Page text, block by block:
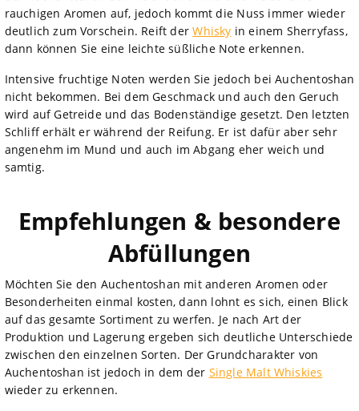
rauchigen Aromen auf, jedoch kommt die Nuss immer wieder
deutlich zum Vorschein. Reift derWhisky in einem Sherryfass,
dann können Sie eine leichte süßliche Note erkennen.
Intensive fruchtige Noten werden Sie jedoch bei Auchentoshan
nicht bekommen. Bei dem Geschmack und auch den Geruch
wird auf Getreide und das Bodenständige gesetzt. Den letzten
Schliff erhält er während der Reifung. Er ist dafür aber sehr
angenehm im Mund und auch im Abgang eher weich und
samtig.
Empfehlungen & besondere
Abfüllungen
Möchten Sie den Auchentoshan mit anderen Aromen oder
Besonderheiten einmal kosten, dann lohnt es sich, einen Blick
auf das gesamte Sortiment zu werfen. Je nach Art der
Produktion und Lagerung ergeben sich deutliche Unterschiede
zwischen den einzelnen Sorten. Der Grundcharakter von
Auchentoshan ist jedoch in dem der Single Malt Whiskies
wieder zu erkennen.